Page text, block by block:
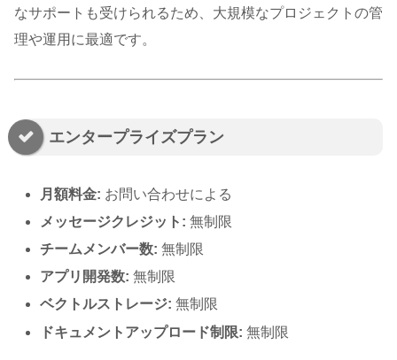
なサポートも受けられるため、大規模なプロジェクトの管
理や運用に最適です。
エンタープライズプラン
月額料金: お問い合わせによる
メッセージクレジット: 無制限
チームメンバー数: 無制限
アプリ開発数: 無制限
ベクトルストレージ: 無制限
ドキュメントアップロード制限: 無制限